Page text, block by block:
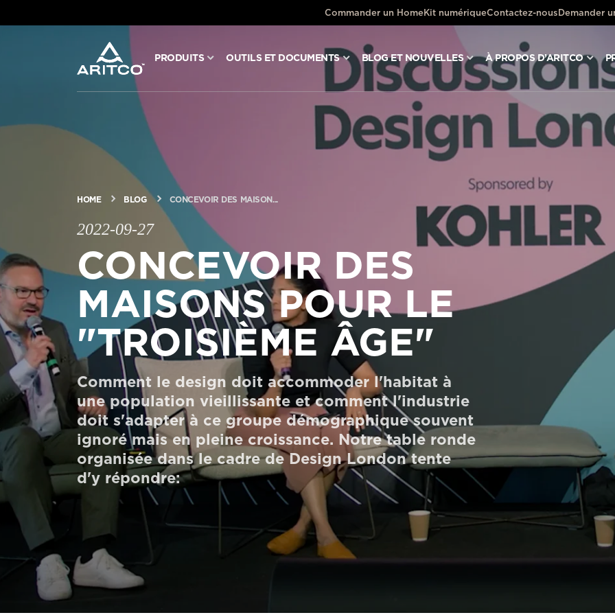
Commander un HomeKit numériqueContactez-nous Demander
PRODUITS OUTILS ET DOCUMENTS BLOG ET NOUVELLES À PROPOS D’ARITCO
OUTILS ET DOCUMENTS
BLOG ET NOUVELLES
PROFESSIONNEL
Commander un HomeKit numérique
Contactez-nous
Demander un devis
Newsletter S’enregistrer
FAQ
Contactez-nous
HOME BLOG CONCEVOIR DES MAISON...
2022-09-27
CONCEVOIR DES
MAISONS POUR LE
"TROISIÈME ÂGE"
Comment le design doit accommoder l'habitat à
une population vieillissante et comment l'industrie
doit s'adapter à ce groupe démographique souvent
ignoré mais en pleine croissance. Notre table ronde
organisée dans le cadre de Design London tente
d'y répondre: